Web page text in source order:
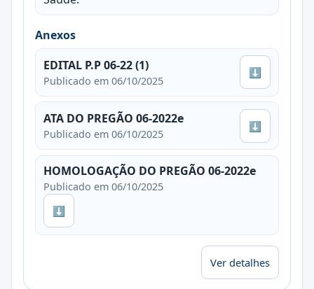
Anexos
EDITAL P.P 06-22 (1)
Publicado em 06/10/2025
⬇
ATA DO PREGÃO 06-2022e
Publicado em 06/10/2025
⬇
HOMOLOGAÇÃO DO PREGÃO 06-2022e
Publicado em 06/10/2025
⬇
Ver detalhes